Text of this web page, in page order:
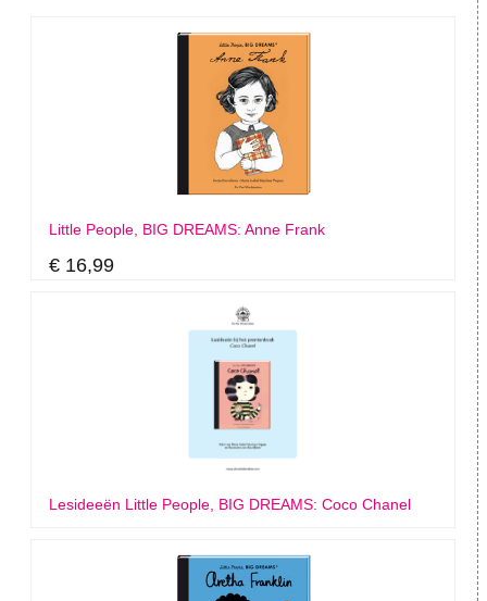
Little People, BIG DREAMS: Anne Frank
€ 16,99
Lesideeën Little People, BIG DREAMS: Coco Chanel